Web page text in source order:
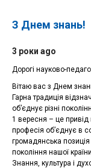
З Днем знань!
3 роки ago
Дорогі науково-
Вітаю вас з Днем
Гарна традиція
об’єднує різні
1 вересня – це
професія об’єднує в
громадянська
покоління нашої
Знання, культура і